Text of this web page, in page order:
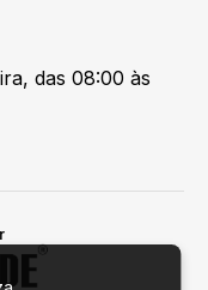
das 08:00 às